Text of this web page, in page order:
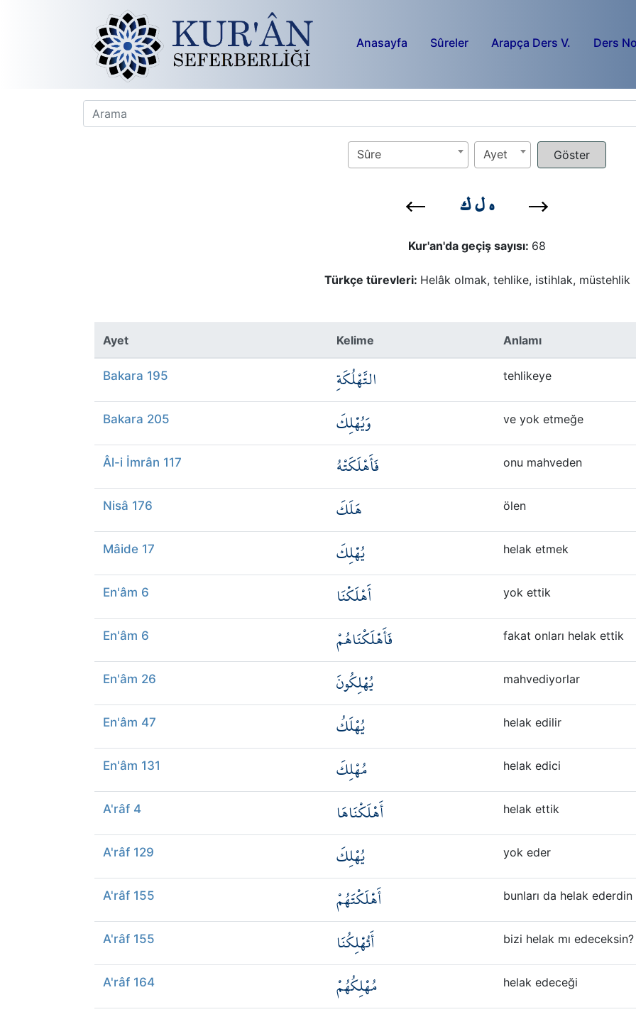
Anasayfa Sûreler Arapça Ders V. Ders
Sûre Ayet
Kur'an'da geçiş sayısı: 68
Türkçe türevleri: Helâk olmak, tehlike, istihlak, müstehlik
Ayet Kelime Anlamı
Bakara 195 التَّهْلُكَةِ tehlikeye
Bakara 205 وَيُهْلِكَ ve yok etmeğe
Âl-i İmrân 117 فَأَهْلَكَتْهُ onu mahveden
Nisâ 176 هَلَكَ ölen
Mâide 17 يُهْلِكَ helak etmek
En'âm 6 أَهْلَكْنَا yok ettik
En'âm 6 فَأَهْلَكْنَاهُمْ fakat onları helak ettik
En'âm 26 يُهْلِكُونَ mahvediyorlar
En'âm 47 يُهْلَكُ helak edilir
En'âm 131 مُهْلِكَ helak edici
A'râf 4 أَهْلَكْنَاهَا helak ettik
A'râf 129 يُهْلِكَ yok eder
A'râf 155 أَهْلَكْتَهُمْ bunları da helak ederdin
A'râf 155 أَتُهْلِكُنَا bizi helak mı edeceksin?
A'râf 164 مُهْلِكُهُمْ helak edeceği